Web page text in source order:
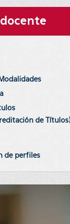
de
de perfiles